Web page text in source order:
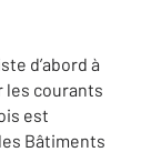
d’abord à
les courants
est
Bâtiments